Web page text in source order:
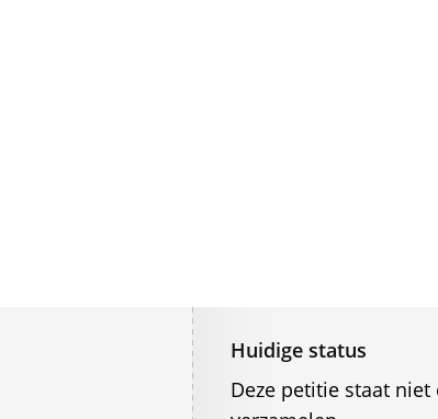
Huidige status
Deze petitie staat